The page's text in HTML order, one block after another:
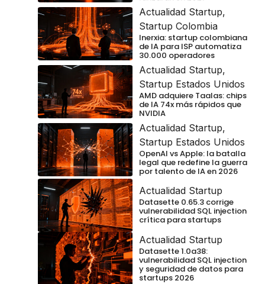
Actualidad Startup,
Startup Colombia
Inerxia: startup colombiana
de IA para ISP automatiza
30.000 operadores
Actualidad Startup,
Startup Estados Unidos
AMD adquiere Taalas: chips
de IA 74x más rápidos que
NVIDIA
Actualidad Startup,
Startup Estados Unidos
OpenAI vs Apple: la batalla
legal que redefine la guerra
por talento de IA en 2026
Actualidad Startup
Datasette 0.65.3 corrige
vulnerabilidad SQL injection
crítica para startups
Actualidad Startup
Datasette 1.0a38:
vulnerabilidad SQL injection
y seguridad de datos para
startups 2026